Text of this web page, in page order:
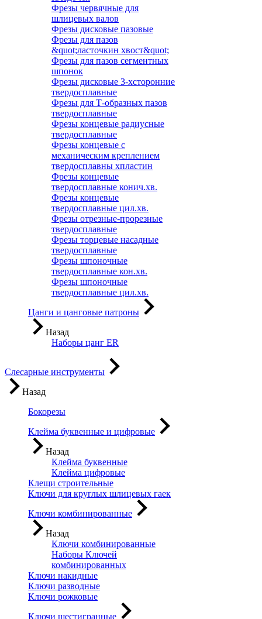
Фрезы червячные для
шлицевых валов
Фрезы дисковые пазовые
Фрезы для пазов
&quot;ласточкин хвост&quot;
Фрезы для пазов сегментных
шпонок
Фрезы дисковые 3-хсторонние
твердосплавные
Фрезы для Т-образных пазов
твердосплавные
Фрезы концевые радиусные
твердосплавные
Фрезы концевые с
механическим креплением
твердосплавны хпластин
Фрезы концевые
твердосплавные конич.хв.
Фрезы концевые
твердосплавные цил.хв.
Фрезы отрезные-прорезные
твердосплавные
Фрезы торцевые насадные
твердосплавные
Фрезы шпоночные
твердосплавные кон.хв.
Фрезы шпоночные
твердосплавные цил.хв.
Цанги и цанговые патроны
Назад
Наборы цанг ER
Слесарные инструменты
Назад
Бокорезы
Клейма буквенные и цифровые
Назад
Клейма буквенные
Клейма цифровые
Клещи строительные
Ключи для круглых шлицевых гаек
Ключи комбинированные
Назад
Ключи комбинированные
Наборы Ключей
комбинированных
Ключи накидные
Ключи разводные
Ключи рожковые
Ключи шестигранные